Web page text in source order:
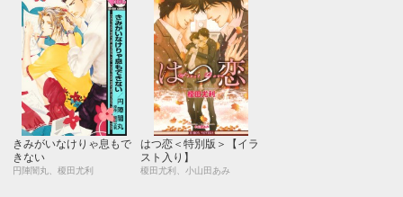
きみがいなけりゃ息もで
きない
円陣闇丸、榎田尤利
はつ恋＜特別版＞【イラ
スト入り】
榎田尤利、小山田あみ